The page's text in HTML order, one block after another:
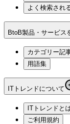
よく検索され
BtoB製品・サービス
カテゴリー記
用語集
ITトレンドについて
ITトレンドと
ご利用規約